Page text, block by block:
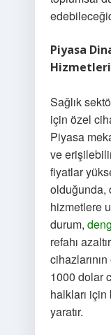
Piyasa
Hizmetleri
Sağlık
için özel
Piyasa
ve
fiyatlar
olduğunda,
hizmetlere
durum,
refahı
1000 dolar
halkları
yaratır.